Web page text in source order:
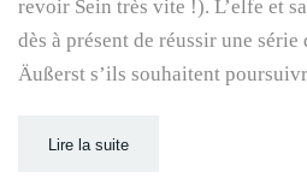
revoir Sein très vite !). L’elfe et
dès à présent de réussir une série
Äußerst s’ils souhaitent
Lire la suite